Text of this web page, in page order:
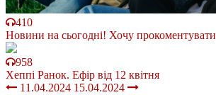
410
Новини на сьогодні! Хочу прокоментувати
958
Хеппі Ранок. Ефір від 12 квітня
11.04.2024 15.04.2024